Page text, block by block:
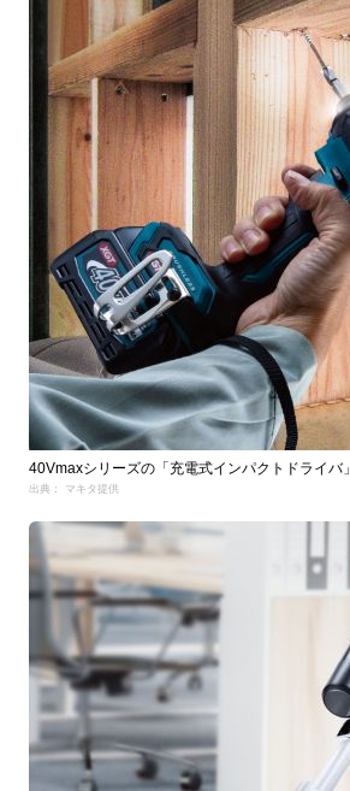
40Vmaxシリーズの「充電式インパクトドライバ」
出典： マキタ提供